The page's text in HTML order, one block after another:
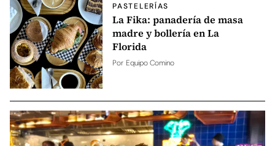
PASTELERÍAS
La Fika: panadería de masa
madre y bollería en La
Florida
Por Equipo Comino